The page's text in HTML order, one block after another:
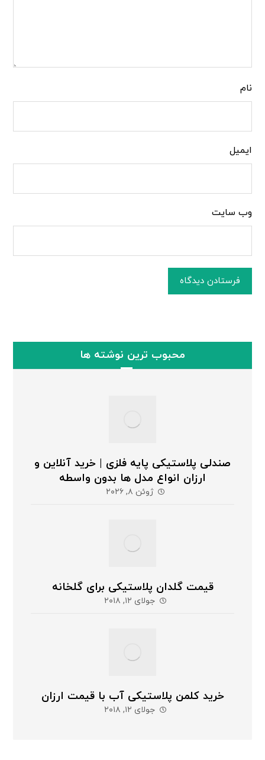
نام
ایمیل
وب‌ سایت
فرستادن دیدگاه
محبوب ترین نوشته ها
صندلی پلاستیکی پایه فلزی | خرید آنلاین و
ارزان انواع مدل ها بدون واسطه
ژوئن ۸, ۲۰۲۶
قیمت گلدان پلاستیکی برای گلخانه
جولای ۱۲, ۲۰۱۸
خرید کلمن پلاستیکی آب با قیمت ارزان
جولای ۱۲, ۲۰۱۸